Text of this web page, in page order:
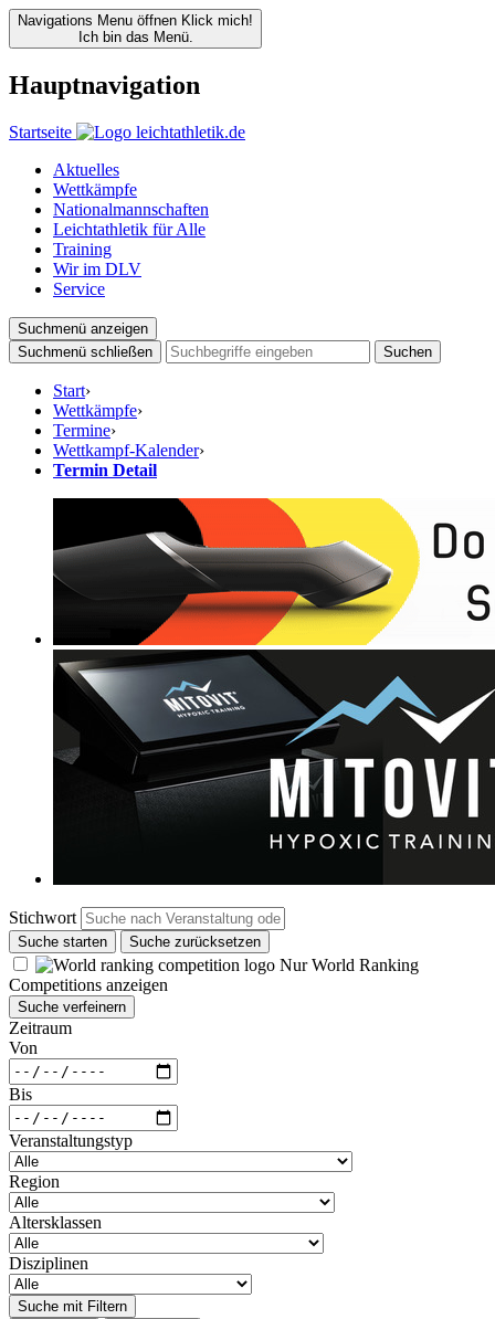
Navigations Menu öffnen Klick mich!
Ich bin das Menü.
Hauptnavigation
Startseite
Aktuelles
Wettkämpfe
Nationalmannschaften
Leichtathletik für Alle
Training
Wir im DLV
Service
Suchmenü anzeigen
Suchmenü schließen
Suchen
Start›
Wettkämpfe›
Termine›
Wettkampf-Kalender›
Termin Detail
Stichwort
Suche starten Suche zurücksetzen
Nur World Ranking
Competitions anzeigen
Suche verfeinern
Zeitraum
Von
Bis
Veranstaltungstyp
Region
Altersklassen
Disziplinen
Suche mit Filtern